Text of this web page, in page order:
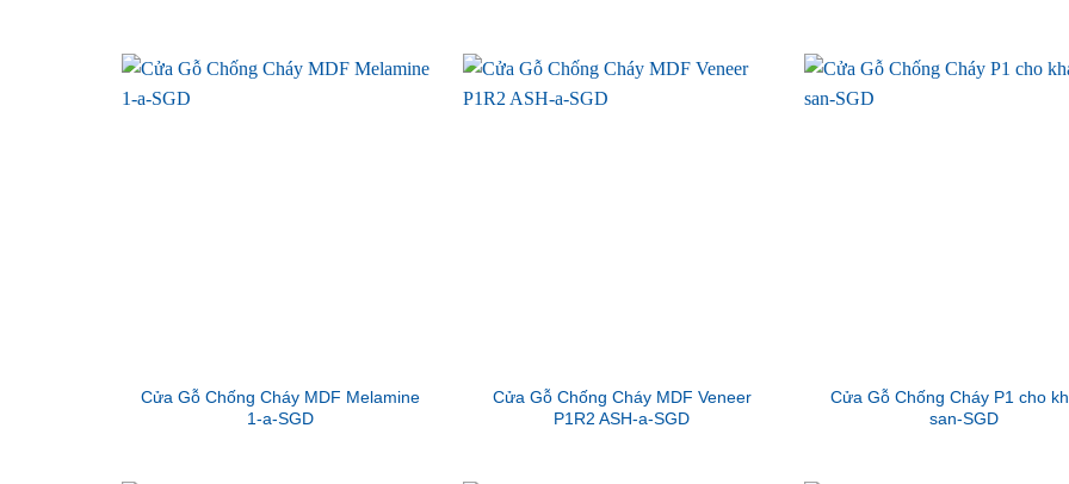
Cửa Gỗ Chống Cháy MDF Melamine
1-a-SGD
Cửa Gỗ Chống Cháy MDF Veneer
P1R2 ASH-a-SGD
Cửa Gỗ Chống Cháy P1 cho
san-SGD